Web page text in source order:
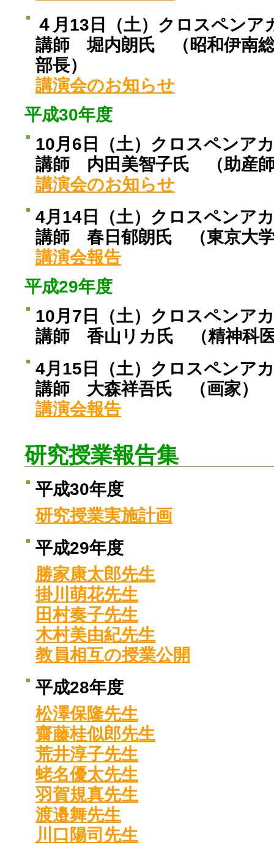
４月13日（土）クロスペンア
講師 堀内朗氏 （昭和伊南総
部長）
講演会のお知らせ
平成30年度
10月6日（土）クロスペンア
講師 内田美智子氏 （助産師
講演会のお知らせ
4月14日（土）クロスペンア
講師 春日郁朗氏 （東京大学
講演会報告
平成29年度
10月7日（土）クロスペンア
講師 香山リカ氏 （精神科
4月15日（土）クロスペンア
講師 大森祥吾氏 （画家）
講演会報告
研究授業報告集
平成30年度
研究授業実施計画
平成29年度
勝家康太郎先生
掛川萌花先生
田村奏子先生
木村美由紀先生
教員相互の授業公開
平成28年度
松澤保隆先生
齋藤桂似郎先生
荒井淳子先生
蛯名優太先生
羽賀規真先生
渡邉舞先生
川口陽司先生